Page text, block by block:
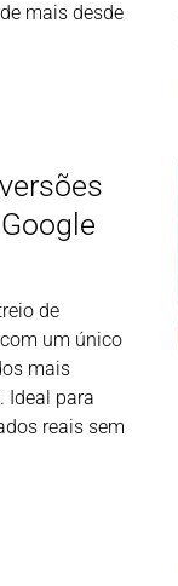
mais desde
de
um único
mais
Ideal para
reais sem